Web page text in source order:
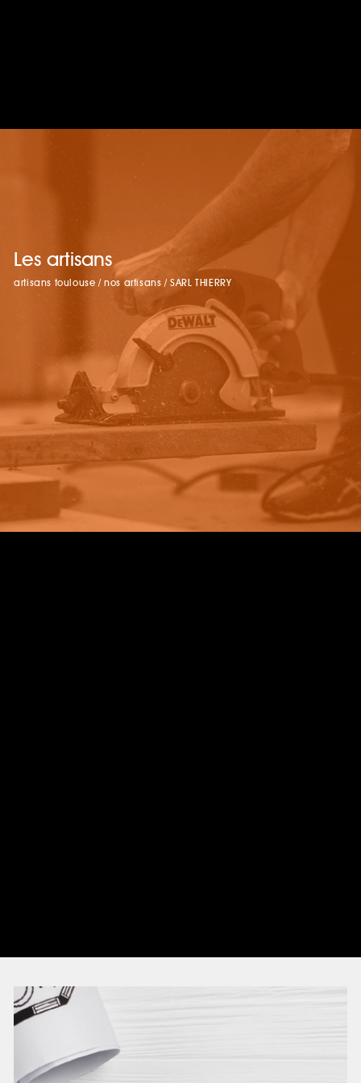
Les artisans
artisans toulouse /nos artisans /SARL THIERRY